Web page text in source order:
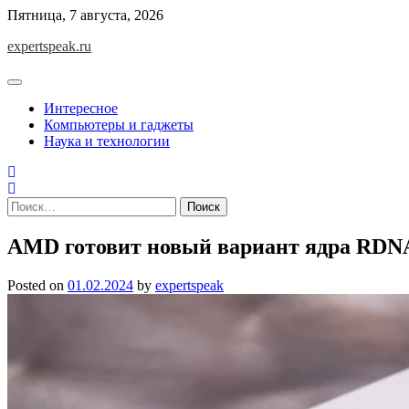
Skip
content
Пятница, 7 августа, 2026
expertspeak.ru
Интересное
Компьютеры и гаджеты
Наука и технологии
Найти:
AMD готовит новый вариант ядра
Posted on 01.02.2024 by expertspeak